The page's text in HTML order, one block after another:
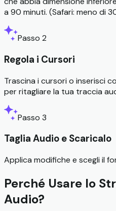
a 90 minuti. (Safari: meno di
Passo 2
Regola i Cursori
Trascina i cursori o inserisci
per ritagliare la tua traccia
Passo 3
Taglia Audio e Scaricalo
Applica modifiche e scegli il
Perché Usare lo
Audio?